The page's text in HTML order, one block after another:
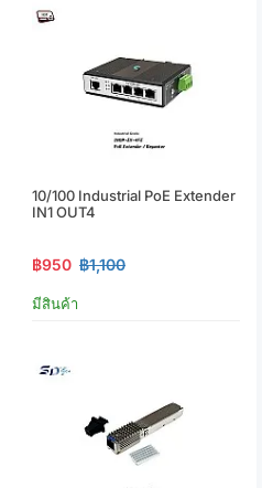
10/100 Industrial PoE Extender
IN1 OUT4
฿950 ฿1,100
มีสินค้า